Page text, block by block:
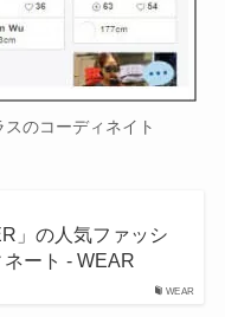
のコーディネイト
WEAR
」の人気ファッシ
ネート - WEAR